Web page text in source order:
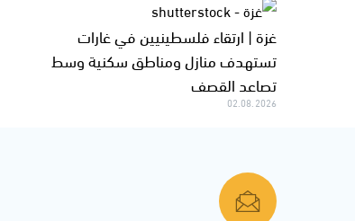
غزة | ارتقاء فلسطينيين في غارات
تستهدف منازل ومناطق سكنية وسط
تصاعد القصف
02.08.2026